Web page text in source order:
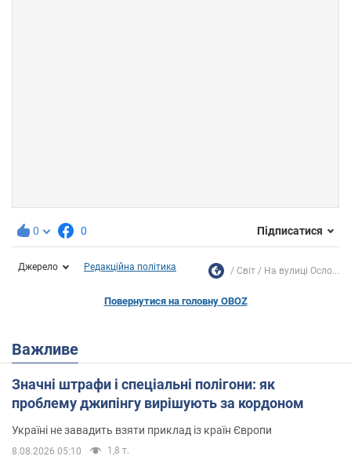
0 0 Підписатися
Джерело Редакційна політика Світ На вулиці Осло...
Повернутися на головну OBOZ
Важливе
Значні штрафи і спеціальні полігони: як
проблему джипінгу вирішують за кордоном
Україні не завадить взяти приклад із країн Європи
8.08.2026 05:10 1,8 т.